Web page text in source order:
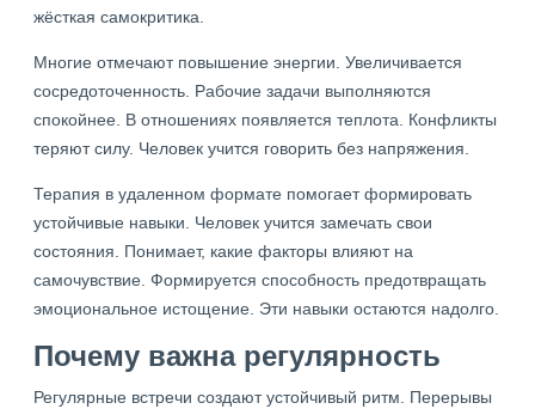
жёсткая самокритика.
Многие отмечают повышение энергии. Увеличивается
сосредоточенность. Рабочие задачи выполняются
спокойнее. В отношениях появляется теплота. Конфликты
теряют силу. Человек учится говорить без напряжения.
Терапия в удаленном формате помогает формировать
устойчивые навыки. Человек учится замечать свои
состояния. Понимает, какие факторы влияют на
самочувствие. Формируется способность предотвращать
эмоциональное истощение. Эти навыки остаются надолго.
Почему важна регулярность
Регулярные встречи создают устойчивый ритм. Перерывы